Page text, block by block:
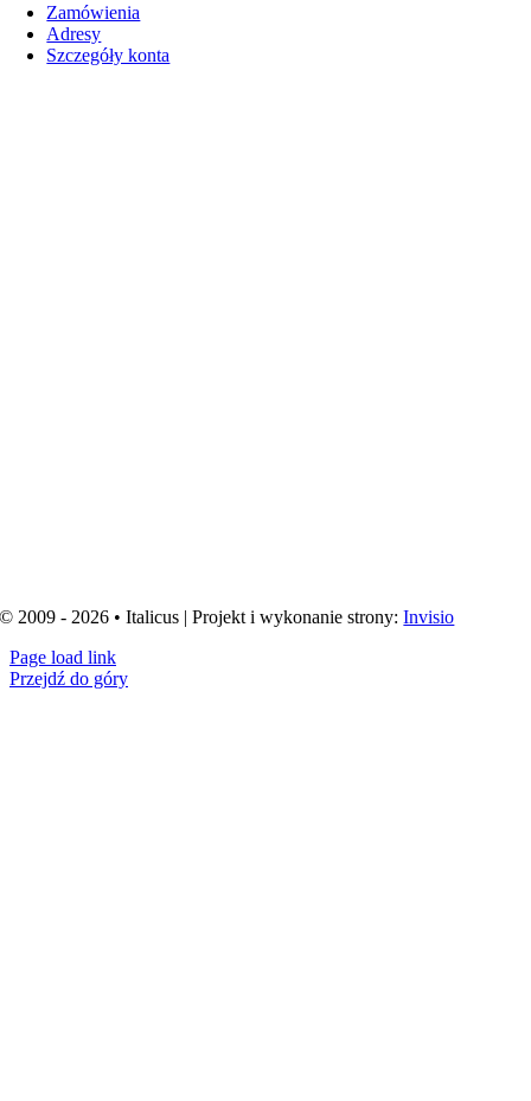
Zamówienia
Adresy
Szczegóły konta
© 2009 - 2026 • Italicus | Projekt i wykonanie strony:Invisio
Page load link
Przejdź do góry